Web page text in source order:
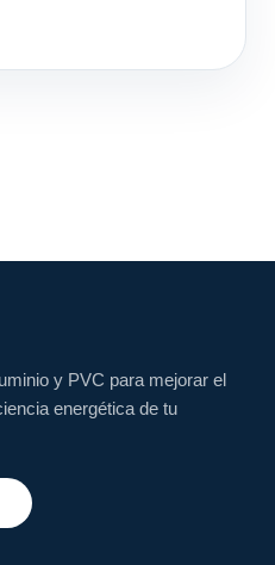
y PVC para mejorar el
energética de tu